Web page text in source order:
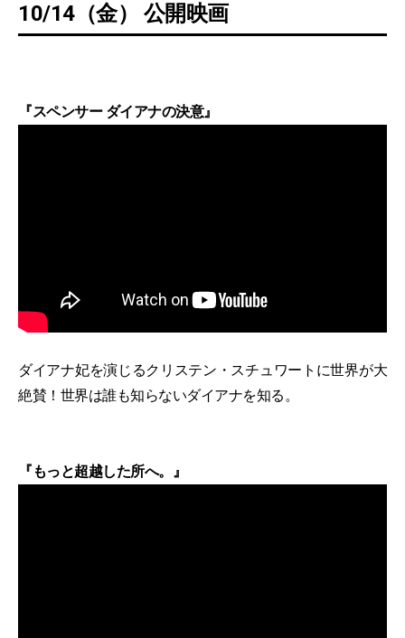
10/14（金） 公開映画
『スペンサー ダイアナの決意』
ダイアナ妃を演じるクリステン・スチュワートに世界が大
絶賛！世界は誰も知らないダイアナを知る。
『もっと超越した所へ。』